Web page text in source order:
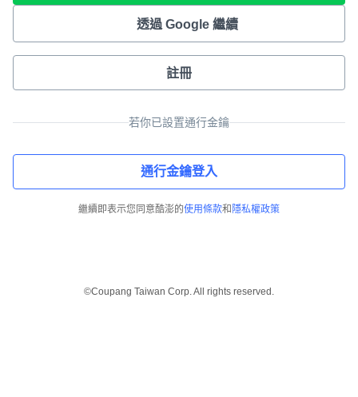
透過 Google 繼續
註冊
若你已設置通行金鑰
通行金鑰登入
繼續即表示您同意酷澎的使用條款和 隱私權政策
©Coupang Taiwan Corp. All rights reserved.